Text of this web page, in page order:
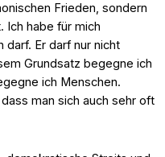
Frieden, sondern
Ich habe für mich
darf. Er darf nur nicht
Grundsatz begegne ich
ich Menschen.
man sich auch sehr oft